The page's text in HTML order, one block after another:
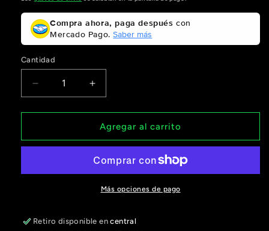
Compra ahora, paga después con
Mercado Pago.Saber más
Cantidad
Reducir
cantidad
para
biomecánico
Strain
Aumentar
cantidad
para
manguito
biomecánico
No
Strain
Evolution
Agregar al carrito
Más opciones de pago
Retiro disponible encentral